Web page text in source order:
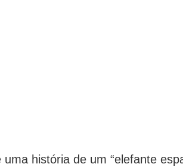
uma história de um “elefante